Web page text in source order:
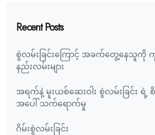
Recent Posts
စွဲလမ်းခြင်းကြောင့် အခက်တွေ့နေသူကို
နည်းလမ်းများ
အရက်နဲ့ မူးယစ်ဆေးဝါး စွဲလမ်းခြင်း ရဲ့
အပေါ် သက်ရောက်မှု
ဂိမ်းစွဲလမ်းခြင်း